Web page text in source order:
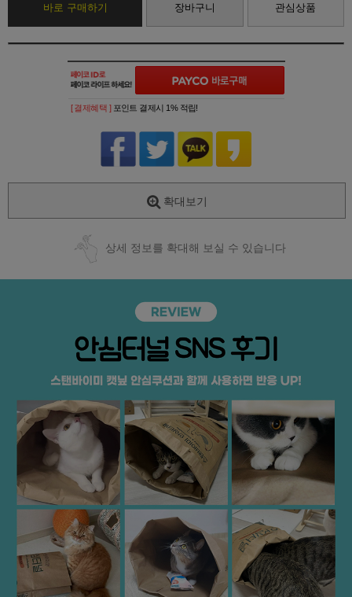
바로 구매하기 장바구니 관심상품
페이코 ID로
PAYCO 바로
[ 결제혜택 ] 포인트 결제시 1% 적립!
확대보기
상세 정보를 확대해 보실 수 있습니다